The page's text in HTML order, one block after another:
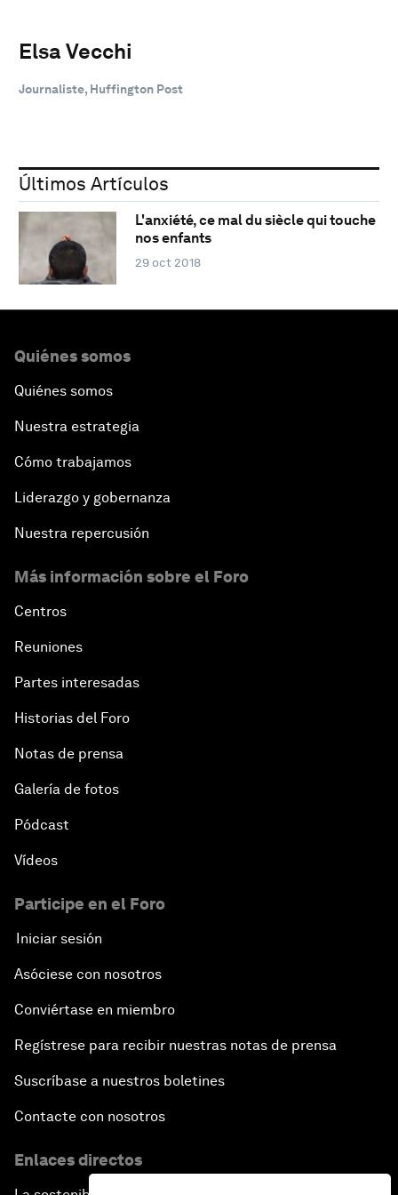
Elsa Vecchi
Journaliste, Huffington Post
Últimos Artículos
L'anxiété, ce mal du siècle qui touche
nos enfants
29 oct 2018
Quiénes somos
Quiénes somos
Nuestra estrategia
Cómo trabajamos
Liderazgo y gobernanza
Nuestra repercusión
Más información sobre el Foro
Centros
Reuniones
Partes interesadas
Historias del Foro
Notas de prensa
Galería de fotos
Pódcast
Vídeos
Participe en el Foro
Iniciar sesión
Asóciese con nosotros
Conviértase en miembro
Regístrese para recibir nuestras notas de prensa
Suscríbase a nuestros boletines
Contacte con nosotros
Enlaces directos